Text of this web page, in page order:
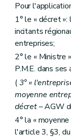
Pour
1° le « décret
incitants
entreprises;
2° le « Ministre
P.M.E. dans
(3° «
moyenne
décret– AGW
4° la «
l'article 3, §3,